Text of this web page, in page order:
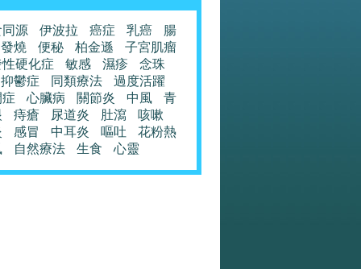
源 伊波拉 癌症 乳癌
腸
發燒
便秘 柏金遜
子宮肌瘤
硬化症
敏感 濕疹
念珠
抑鬱症
同類療法
過度活躍
心臟病 關節炎 中風
青
痔瘡 尿道炎 肚瀉
咳嗽
感冒 中耳炎 嘔吐
花粉熱
自然療法 生食 心靈